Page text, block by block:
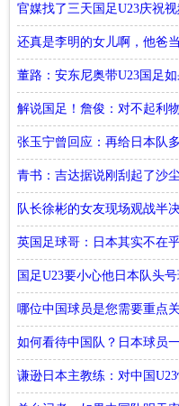
官媒找了三天国足U23庆祝
还真是李明的女儿啊，他爸
董路：安东尼奥带U23国足
他
解说国足！詹俊：对不起利
张玉宁曾回应：再给日本队
青书：吉达据说刚刮起了沙
下
队长徐彬的女友现场观战半
英国足球哥：日本其实不在
不到
国足U23要小心他日本队头
哪位中国球员是您需要重点
有的球员
如何看待中国队？日本球员
重
谦逊日本主教练：对中国